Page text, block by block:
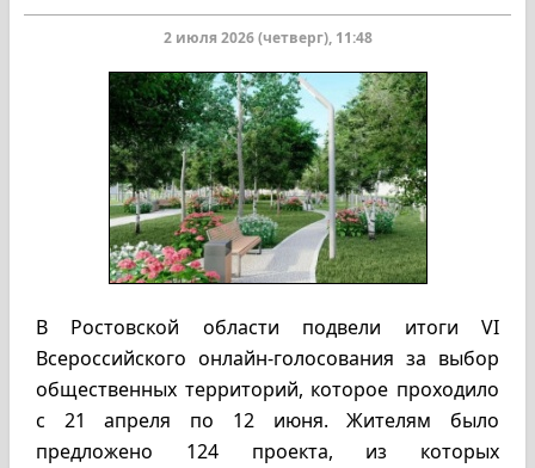
2 июля 2026 (четверг), 11:48
В Ростовской области подвели итоги VI
Всероссийского онлайн-голосования за выбор
общественных территорий, которое проходило
с 21 апреля по 12 июня. Жителям было
предложено 124 проекта, из которых